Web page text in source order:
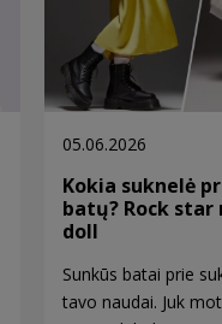
05.06.2026
Kokia suknelė
batų? Rock star
doll
Sunkūs batai prie
tavo naudai. Juk